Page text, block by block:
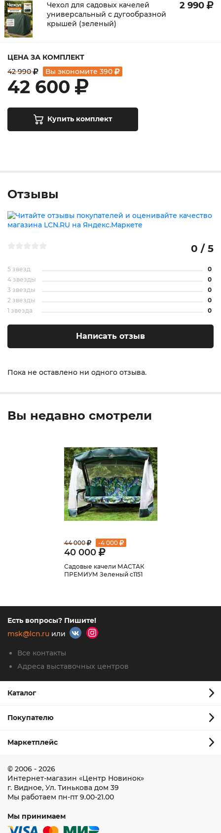
Чехол для садовых качелей
универсальный с дугообразной
крышей (зеленый)
2 990
ЦЕНА ЗА КОМПЛЕКТ
42 990
Вы экономите 390
42 600
Купить комплект
Отзывы
Пока не оставлено ни одного отзыва.
0 / 5
5 звезд
0
4 звезды
0
3 звезды
0
2 звезды
0
1 звезда
0
Написать отзыв
Вы недавно смотрели
44 000 -4 000
40 000
Садовые качели МАСТАК
ПРЕМИУМ Зеленый с1151
Есть вопросы? Пишите!
msk@lcn.ru или
Все контакты
Адреса выставочных центров
Каталог
Покупателю
Маркетплейс
© 2006 - 2026
Интернет-магазин «Центр Новинок»
г. Видное, Ул. Тинькова дом 39
Мы работаем пн-пт 9.00-21.00
Мы принимаем